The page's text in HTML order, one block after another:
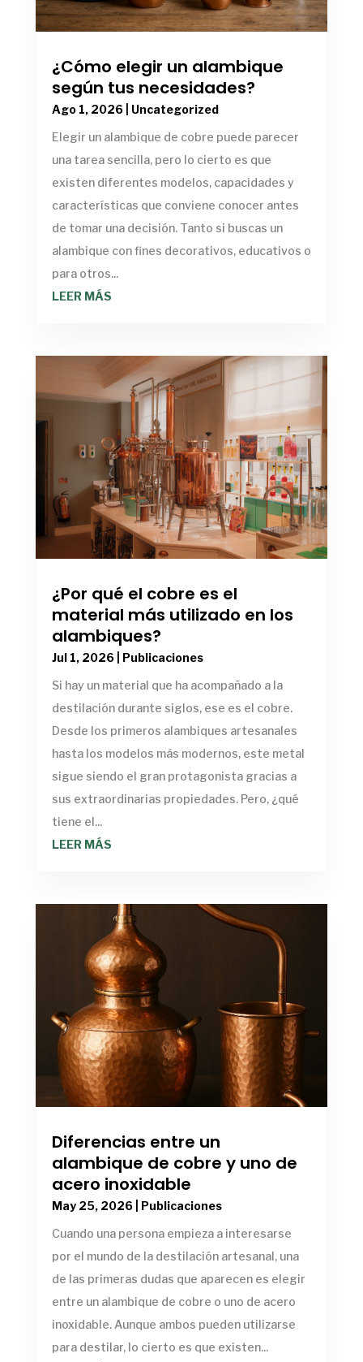
¿Cómo elegir un alambique
según tus necesidades?
Ago 1, 2026| Uncategorized
Elegir un alambique de cobre puede parecer
una tarea sencilla, pero lo cierto es que
existen diferentes modelos, capacidades y
características que conviene conocer antes
de tomar una decisión. Tanto si buscas un
alambique con fines decorativos, educativos o
para otros...
LEER MÁS
¿Por qué el cobre es el
material más utilizado en los
alambiques?
Jul 1, 2026| Publicaciones
Si hay un material que ha acompañado a la
destilación durante siglos, ese es el cobre.
Desde los primeros alambiques artesanales
hasta los modelos más modernos, este metal
sigue siendo el gran protagonista gracias a
sus extraordinarias propiedades. Pero, ¿qué
tiene el...
LEER MÁS
Diferencias entre un
alambique de cobre y uno de
acero inoxidable
May 25, 2026| Publicaciones
Cuando una persona empieza a interesarse
por el mundo de la destilación artesanal, una
de las primeras dudas que aparecen es elegir
entre un alambique de cobre o uno de acero
inoxidable. Aunque ambos pueden utilizarse
para destilar, lo cierto es que existen...